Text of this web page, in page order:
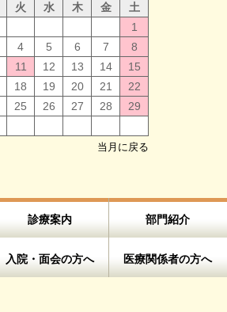
火 水 木 金
土
1
4 5 6 7
8
11 12 13 14
15
18 19 20 21
22
25 26 27 28
29
当月に戻る
診療案内 部門紹介
入院・面会の方へ 医療関係者の方へ